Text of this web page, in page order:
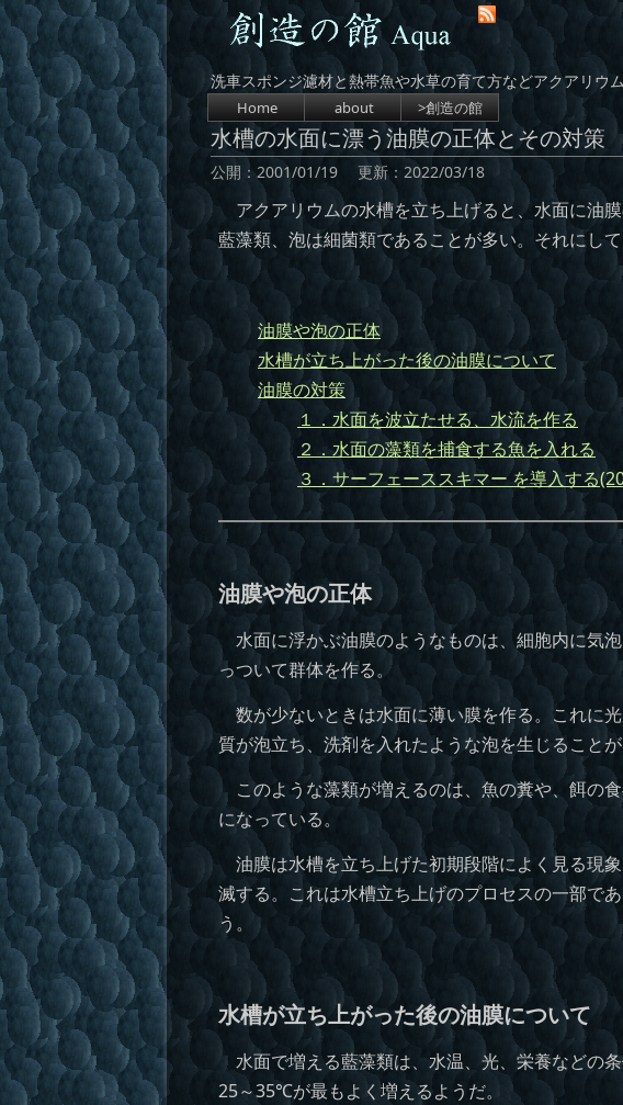
洗車スポンジ濾材と熱帯魚や水草の育て方などアクアリウ
コンテンツへスキップ
Home about >創造の館
水槽の水面に漂う油膜の正体とその対策
公開： 2001/01/19 更新： 2022/03/18
アクアリウムの水槽を立ち上げると、水面に油
藍藻類、泡は細菌類であることが多い。それにし
油膜や泡の正体
水槽が立ち上がった後の油膜について
油膜の対策
１．水面を波立たせる、水流を作る
２．水面の藻類を捕食する魚を入れる
３．サーフェーススキマー を導入する
油膜や泡の正体
水面に浮かぶ油膜のようなものは、細胞内に気泡
っついて群体を作る。
数が少ないときは水面に薄い膜を作る。これに
質が泡立ち、洗剤を入れたような泡を生じること
このような藻類が増えるのは、魚の糞や、餌の
になっている。
油膜は水槽を立ち上げた初期段階によく見る現
滅する。これは水槽立ち上げのプロセスの一部で
う。
水槽が立ち上がった後の油膜について
水面で増える藍藻類は、水温、光、栄養などの
25～35℃が最もよく増えるようだ。